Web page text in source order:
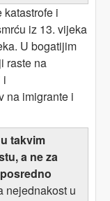
i
iz 13. vijeka
U bogatijim
raste na
i
na imigrante i
takvim
a ne za
nejednakost u